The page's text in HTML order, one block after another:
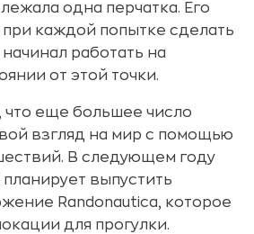
одна перчатка. Его
каждой попытке сделать
работать на
от этой точки.
что еще большее число
взгляд на мир с помощью
В следующем году
выпустить
Randonautica, которое
для прогулки.